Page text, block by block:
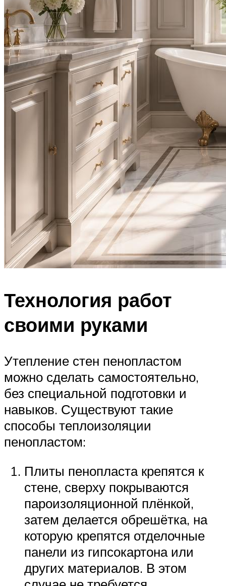
Технология работ
своими руками
Утепление стен пенопластом
можно сделать самостоятельно,
без специальной подготовки и
навыков. Существуют такие
способы теплоизоляции
пенопластом:
Плиты пенопласта крепятся к
стене, сверху покрываются
пароизоляционной плёнкой,
затем делается обрешётка, на
которую крепятся отделочные
панели из гипсокартона или
других материалов. В этом